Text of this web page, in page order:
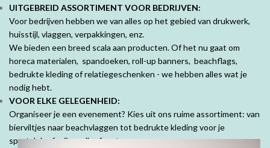
UITGEBREID ASSORTIMENT VOOR BEDRIJVEN:
Voor bedrijven hebben we van alles op het gebied van drukwerk,
huisstijl, vlaggen, verpakkingen, enz.
We bieden een breed scala aan producten. Of het nu gaat om
horeca materialen, spandoeken, roll-up banners, beachflags,
bedrukte kleding of relatiegeschenken - we hebben alles wat je
nodig hebt.
VOOR ELKE GELEGENHEID:
Organiseer je een evenement? Kies uit ons ruime assortiment: van
bierviltjes naar beachvlaggen tot bedrukte kleding voor je
sportclub of vrijgezellenfeest.